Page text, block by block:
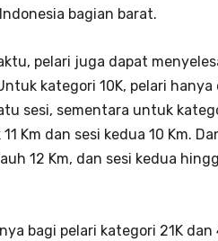
bagian barat.
pelari juga dapat
kategori 10K, pelari
sesi, sementara untuk
Km dan sesi kedua 10 Km.
12 Km, dan sesi kedua
bagi pelari kategori 21K